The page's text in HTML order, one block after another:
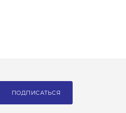
ПОДПИСАТЬСЯ